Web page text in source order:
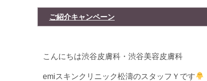
ご紹介キャンペーン
こんにちは渋谷皮膚科・渋谷美容皮膚科
emiスキンクリニック松濤のスタッフＹです